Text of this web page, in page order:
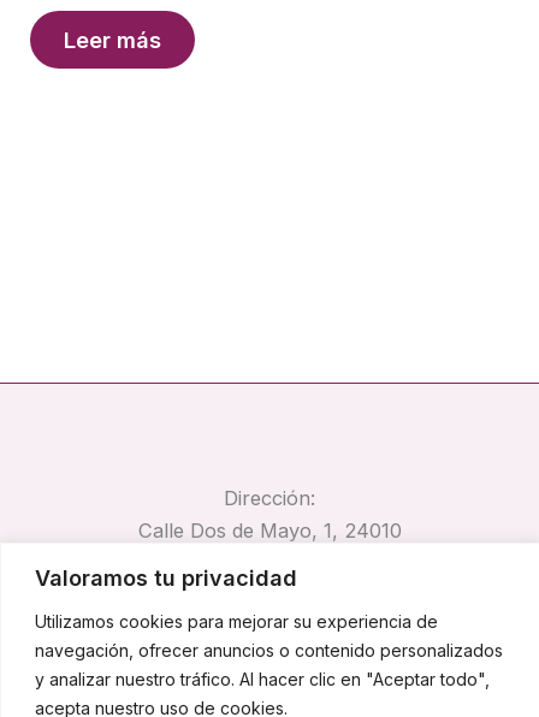
Valoramos tu privacidad
Utilizamos cookies para mejorar su experiencia de
navegación, ofrecer anuncios o contenido personalizados
y analizar nuestro tráfico. Al hacer clic en "Aceptar todo",
acepta nuestro uso de cookies.
Leer más
Dirección:
Calle Dos de Mayo, 1, 24010
Trobajo del Camino, León
pirocar@pirocar.es
Teléfono:
662 67 42 74